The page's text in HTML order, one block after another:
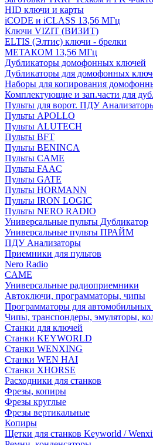
HID ключи и карты
iCODE и iCLASS 13,56 МГц
Ключи VIZIT (ВИЗИТ)
ELTIS (Элтис) ключи - брелки
МЕТАКОМ 13,56 МГц
Дубликаторы домофонных ключей
Дубликаторы для домофонных
Наборы для копирования
Комплектующие и зап.части для
Пульты для ворот. ПДУ
Пульты APOLLO
Пульты ALUTECH
Пульты BFT
Пульты BENINCA
Пульты CAME
Пульты FAAC
Пульты GATE
Пульты HORMANN
Пульты IRON LOGIC
Пульты NERO RADIO
Универсальные пульты Дубликатор
Универсальные пульты ПРАЙМ
ПДУ Анализаторы
Приемники для пультов
Nero Radio
CAME
Универсальные радиоприемники
Автоключи, программаторы, чипы
Программаторы для
Чипы, транспондеры, эмуляторы,
Станки для ключей
Станки KEYWORLD
Станки WENXING
Станки WEN HAI
Станки XHORSE
Расходники для станков
Фрезы, копиры
Фрезы круглые
Фрезы вертикальные
Копиры
Щетки для станков Keyworld /